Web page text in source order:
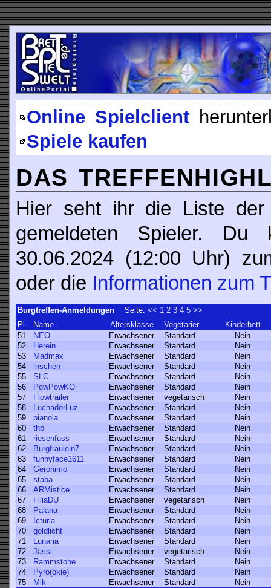
Online Spielclient
Spiele kaufen
DAS
Hier seht ihr die Liste
gemeldeten Spieler.
30.06.2024 (12:00 Uhr)
oder die Informationen zum
Burgtreffen-Anmeldungen Seite:<< 1 2 34 5 >>
Pl.
Name Altersklasse Vegetarier
Kinderbett
51
NEO Erwachsener Standard
Nein
52
Herein Erwachsener Standard
Nein
53
Madmax Erwachsener Standard
Nein
54
inschen Erwachsener Standard
Nein
55
SLC Erwachsener Standard
Nein
56
PowPowKO Erwachsener Standard
Nein
57
Flowtrailer Erwachsener vegetarisch
Nein
58
LuchadorLuz Erwachsener Standard
Nein
59
pianola Erwachsener Standard
Nein
60
thb Erwachsener Standard
Nein
61
riesenfuss Erwachsener Standard
Nein
62
Burgfräulein7 Erwachsener Standard
Nein
63
funnyface1611 Erwachsener Standard
Nein
64
Geronimo Erwachsener Standard
Nein
65
staba Erwachsener Standard
Nein
66
ARMistice Erwachsener Standard
Nein
67
FiliaDU Erwachsener vegetarisch
Nein
68
Palana Erwachsener Standard
Nein
69
Icturia Erwachsener Standard
Nein
70
goldlicht Erwachsener Standard
Nein
71
Lunaria Erwachsener Standard
Nein
72
Jassi Erwachsener vegetarisch
Nein
73
Rammstone Erwachsener Standard
Nein
74
Pyro(okie) Erwachsener Standard
Nein
75
Mik Erwachsener Standard Nein